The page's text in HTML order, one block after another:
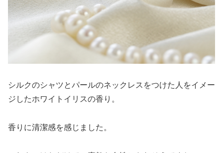
シルクのシャツとパールのネックレスをつけた人をイメー
ジしたホワイトイリスの香り。
香りに清潔感を感じました。